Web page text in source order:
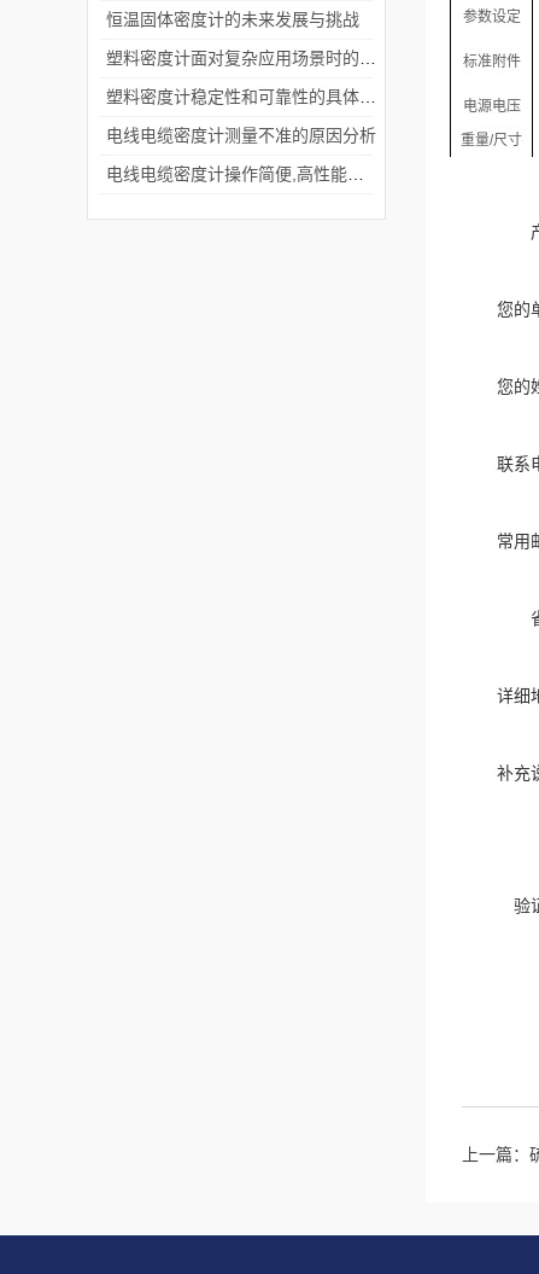
参数设定
标准附件
电源电压
重量/尺寸
您的
您的
联系
常用
详细
补充
验
上一篇：
恒温固体密度计的未来发展与挑战
电线电缆密度计测量不准的原因分析